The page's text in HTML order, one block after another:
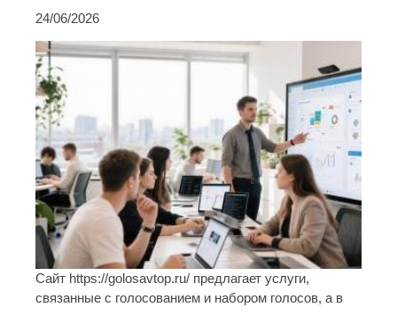
24/06/2026
Сайт https://golosavtop.ru/ предлагает услуги,
связанные с голосованием и набором голосов, а в